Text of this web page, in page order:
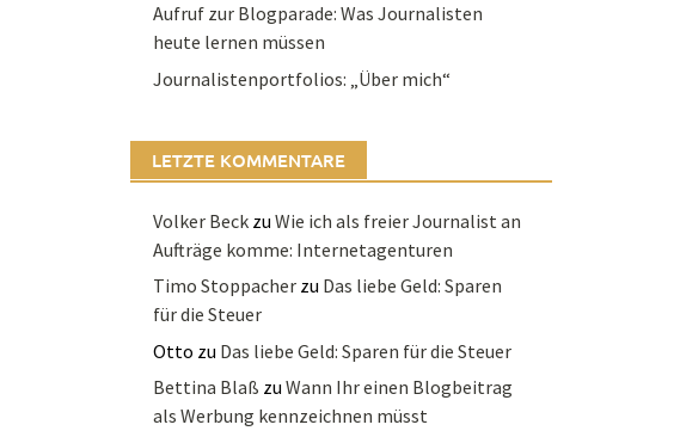
Aufruf zur Blogparade: Was Journalisten
heute lernen müssen
Journalistenportfolios: „Über mich“
LETZTE KOMMENTARE
Volker Beckzu Wie ich als freier Journalist an
Aufträge komme: Internetagenturen
Timo Stoppacherzu Das liebe Geld: Sparen
für die Steuer
Otto zu Das liebe Geld: Sparen für die Steuer
Bettina Blaß zu Wann Ihr einen Blogbeitrag
als Werbung kennzeichnen müsst